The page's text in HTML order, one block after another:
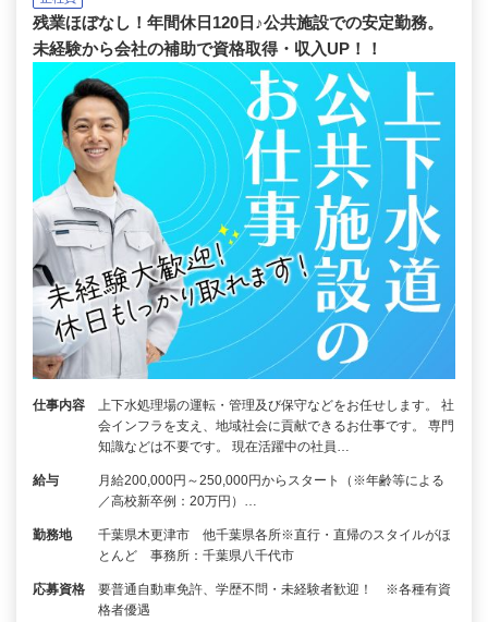
残業ほぼなし！年間休日120日♪公共施設での安定勤務。
未経験から会社の補助で資格取得・収入UP！！
仕事内容
上下水処理場の運転・管理及び保守などをお任せします。 社
会インフラを支え、地域社会に貢献できるお仕事です。 専門
知識などは不要です。 現在活躍中の社員…
給与
月給200,000円～250,000円からスタート（※年齢等による
／高校新卒例：20万円）…
勤務地
千葉県木更津市 他千葉県各所※直行・直帰のスタイルがほ
とんど 事務所：千葉県八千代市
応募資格
要普通自動車免許、学歴不問・未経験者歓迎！ ※各種有資
格者優遇